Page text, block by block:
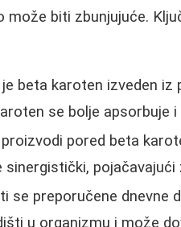
biti zbunjujuće.
beta karoten izveden iz
se bolje apsorbuje
pored beta
sinergistički,
se preporučene dnevne
u organizmu i može